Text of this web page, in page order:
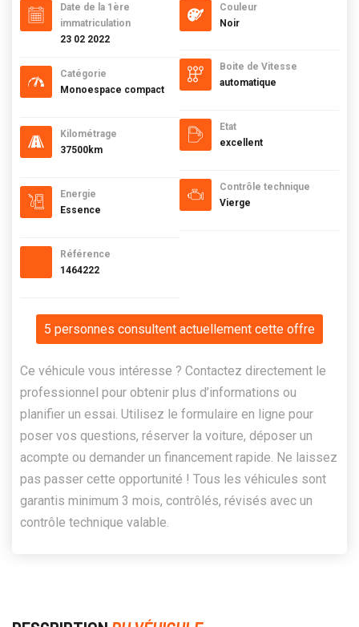
Date de la 1ère
immatriculation
23 02 2022
Catégorie
Monoespace compact
Kilométrage
37500km
Energie
Essence
Référence
1464222
Couleur
Noir
Boite de Vitesse
automatique
Etat
excellent
Contrôle technique
Vierge
5 personnes consultent actuellement cette offre
Ce véhicule vous intéresse ? Contactez directement le
professionnel pour obtenir plus d’informations ou
planifier un essai. Utilisez le formulaire en ligne pour
poser vos questions, réserver la voiture, déposer un
acompte ou demander un financement rapide. Ne laissez
pas passer cette opportunité ! Tous les véhicules sont
garantis minimum 3 mois, contrôlés, révisés avec un
contrôle technique valable.